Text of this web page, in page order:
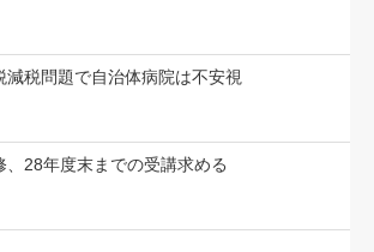
減税問題で自治体病院は不安視
、28年度末までの受講求める